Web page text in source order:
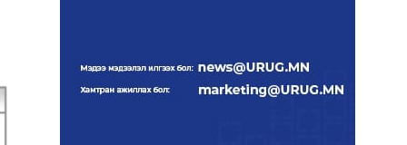
Шатахууны нийлүүлэлт